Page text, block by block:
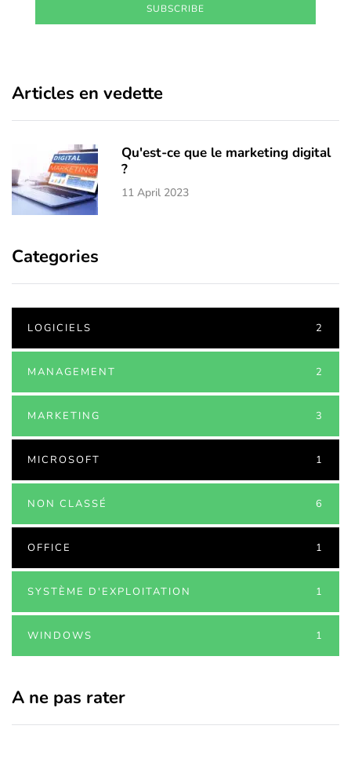
SUBSCRIBE
Articles en vedette
Qu'est-ce que le marketing digital
?
11 April 2023
Categories
LOGICIELS 2
MANAGEMENT 2
MARKETING 3
MICROSOFT 1
NON CLASSÉ 6
OFFICE 1
SYSTÈME D'EXPLOITATION 1
WINDOWS 1
A ne pas rater